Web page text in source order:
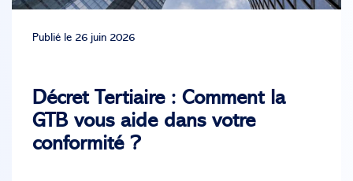
Publié le 26 juin 2026
Décret Tertiaire : Comment la
GTB vous aide dans votre
conformité ?